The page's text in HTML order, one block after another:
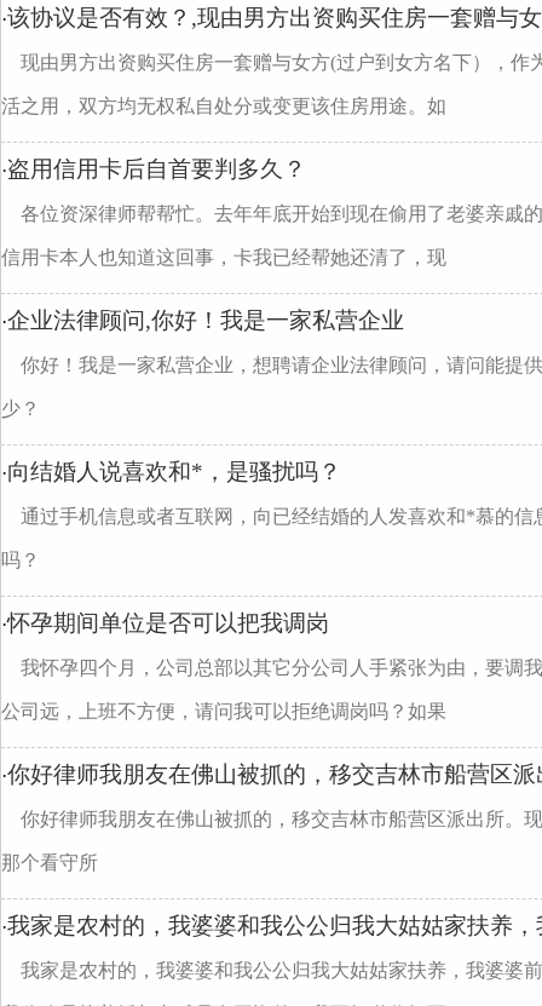
·该协议是否有效？,现由男方出资购买住房一套赠与
现由男方出资购买住房一套赠与女方(过户到女方名下），作
活之用，双方均无权私自处分或变更该住房用途。如
·盗用信用卡后自首要判多久？
各位资深律师帮帮忙。去年年底开始到现在偷用了老婆亲戚
信用卡本人也知道这回事，卡我已经帮她还清了，现
·企业法律顾问,你好！我是一家私营企业
你好！我是一家私营企业，想聘请企业法律顾问，请问能提
少？
·向结婚人说喜欢和*，是骚扰吗？
通过手机信息或者互联网，向已经结婚的人发喜欢和*慕的
吗？
·怀孕期间单位是否可以把我调岗
我怀孕四个月，公司总部以其它分公司人手紧张为由，要调
公司远，上班不方便，请问我可以拒绝调岗吗？如果
·你好律师我朋友在佛山被抓的，移交吉林市船营区
你好律师我朋友在佛山被抓的，移交吉林市船营区派出所。
那个看守所
·我家是农村的，我婆婆和我公公归我大姑姑家扶养
我家是农村的，我婆婆和我公公归我大姑姑家扶养，我婆婆